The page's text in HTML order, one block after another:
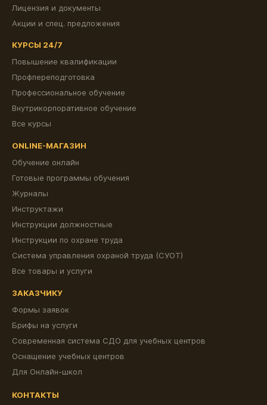
Лицензия и документы
Акции и спец. предложения
КУРСЫ 24/7
Повышение квалификации
Профпереподготовка
Профессиональное обучение
Внутрикорпоративное обучение
Все курсы
ONLINE-МАГАЗИН
Обучение онлайн
Готовые программы обучения
Журналы
Инструктажи
Инструкции должностные
Инструкции по охране труда
Система управления охраной труда (СУОТ)
Все товары и услуги
ЗАКАЗЧИКУ
Формы заявок
Брифы на услуги
Современная система СДО для учебных центров
Оснащение учебных центров
Для Онлайн-школ
КОНТАКТЫ